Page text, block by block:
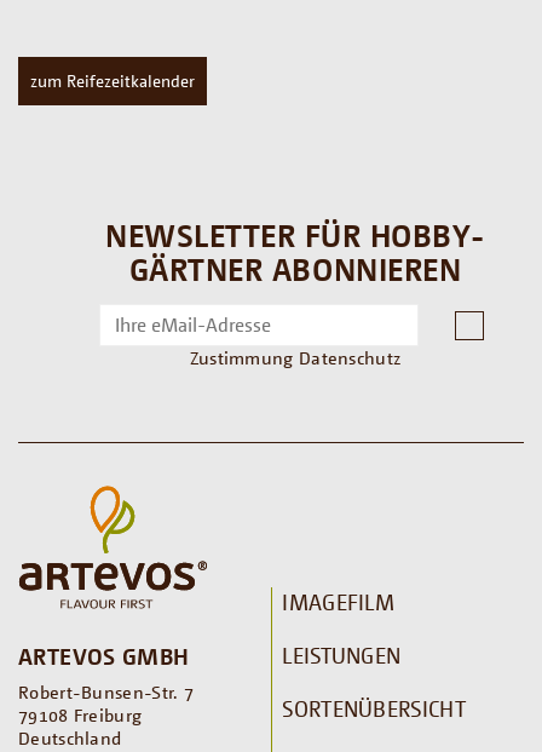
zum Reifezeitkalender
NEWSLETTER FÜR HOBBY-
GÄRTNER ABONNIEREN
Zustimmung Datenschutz
ARTEVOS GMBH
Robert-Bunsen-Str. 7
79108 Freiburg
Deutschland
IMAGEFILM
LEISTUNGEN
SORTENÜBERSICHT